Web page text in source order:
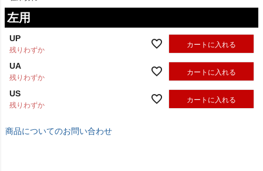
左用
UP
残りわずか
カートに入れる
UA
残りわずか
カートに入れる
US
残りわずか
カートに入れる
商品についてのお問い合わせ